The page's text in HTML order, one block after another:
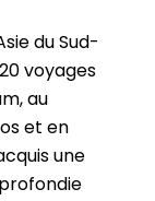
du Sud-
voyages
au
et en
une